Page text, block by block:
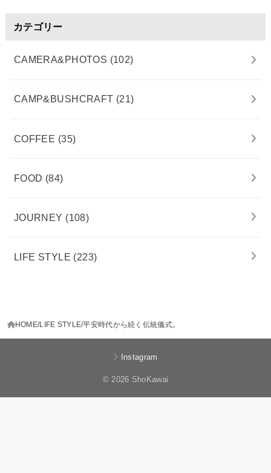
カテゴリー
CAMERA&PHOTOS (102)
CAMP&BUSHCRAFT (21)
COFFEE (35)
FOOD (84)
JOURNEY (108)
LIFE STYLE (223)
HOME LIFE STYLE 平安時代から続く伝統儀式。
Instagram
© 2026 ShoKawai